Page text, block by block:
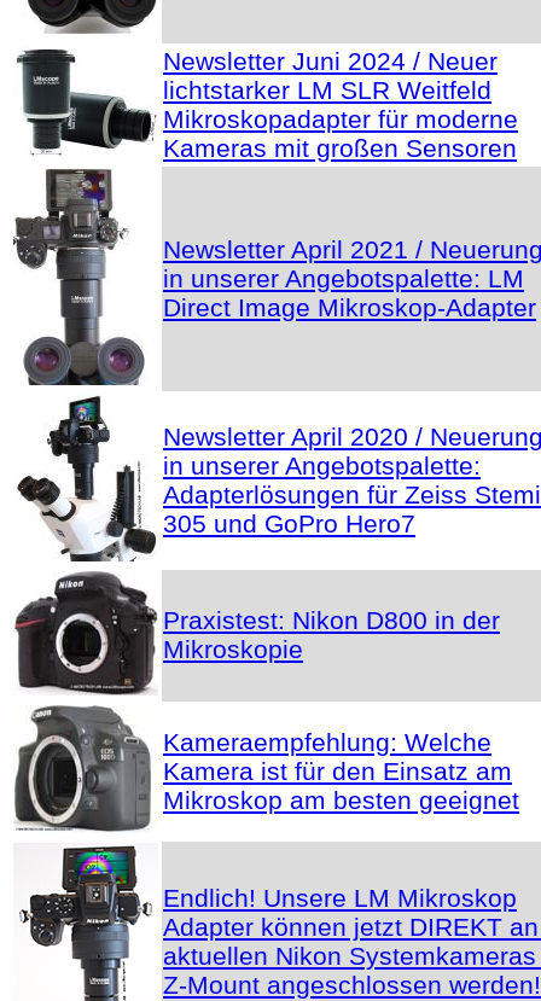
Newsletter Juni 2024 / Neuer
lichtstarker LM SLR Weitfeld
Mikroskopadapter für moderne
Kameras mit großen Sensoren
Newsletter April 2021 /
in unserer Angebotspalette: LM
Direct Image Mikroskop-Adapter
Newsletter April 2020 /
in unserer Angebotspalette:
Adapterlösungen für Zeiss Stemi
305 und GoPro Hero7
Praxistest: Nikon D800 in der
Mikroskopie
Kameraempfehlung: Welche
Kamera ist für den Einsatz am
Mikroskop am besten geeignet
Endlich! Unsere LM Mikroskop
Adapter können jetzt DIREKT
aktuellen Nikon
Z-Mount angeschlossen werden!